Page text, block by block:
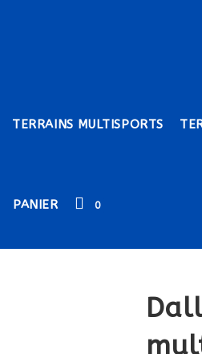
TERRAINS MULTISPORTS
PANIER 0